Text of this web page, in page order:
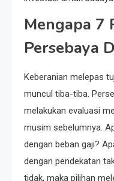
Mengapa 7
Persebaya
Keberanian melepas
muncul tiba-tiba.
melakukan evaluasi
musim sebelumnya.
dengan beban gaji?
dengan pendekatan
tidak, maka pilihan